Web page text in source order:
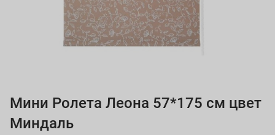
Мини Ролета Леона 57*175 см цвет
Миндаль